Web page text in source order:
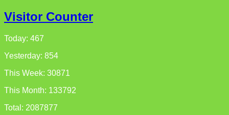
Visitor Counter
Today: 467
Yesterday: 854
This Week: 30871
This Month: 133792
Total: 2087877